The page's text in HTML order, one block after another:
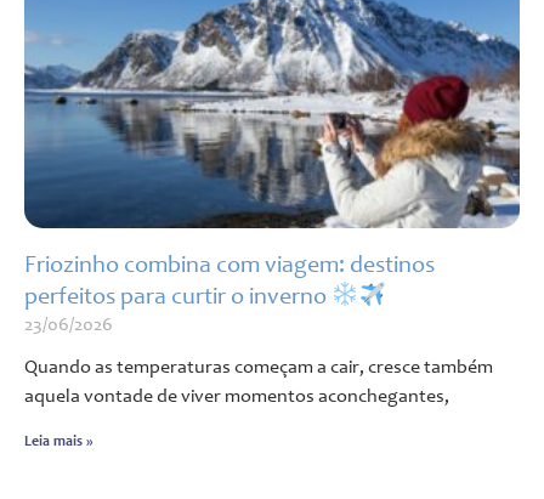
Friozinho combina com viagem: destinos
perfeitos para curtir o inverno
23/06/2026
Quando as temperaturas começam a cair, cresce também
aquela vontade de viver momentos aconchegantes,
Leia mais »